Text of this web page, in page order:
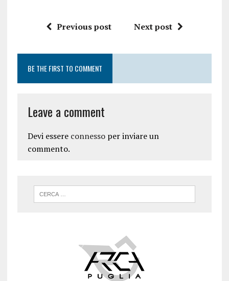
Previous post Next post
BE THE FIRST TO COMMENT
Leave a comment
Devi essere connessoper inviare un
commento.